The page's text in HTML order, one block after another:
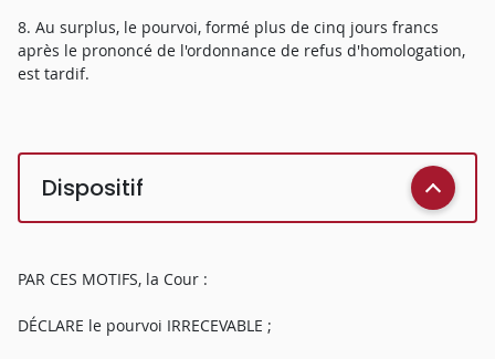
8. Au surplus, le pourvoi, formé plus de cinq jours francs
après le prononcé de l'ordonnance de refus d'homologation,
est tardif.
Dispositif
PAR CES MOTIFS, la Cour :
DÉCLARE le pourvoi IRRECEVABLE ;